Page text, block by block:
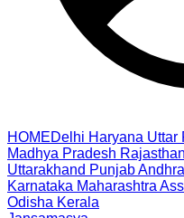
HOMEDelhi Haryana Uttar
Madhya Pradesh Rajasthan
Uttarakhand Punjab
Karnataka Maharashtra
Odisha Kerala